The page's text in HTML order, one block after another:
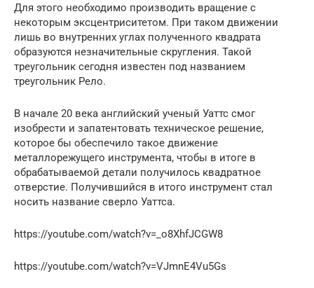
Для этого необходимо производить вращение с
некоторым эксцентриситетом. При таком движении
лишь во внутренних углах полученного квадрата
образуются незначительные скругления. Такой
треугольник сегодня известен под названием
треугольник Рело.
В начале 20 века английский ученый Уаттс смог
изобрести и запатентовать техническое решение,
которое бы обеспечило такое движение
металлорежущего инструмента, чтобы в итоге в
обрабатываемой детали получилось квадратное
отверстие. Получившийся в итого инструмент стал
носить название сверло Уаттса.
https://youtube.com/watch?v=_o8XhfJCGW8
https://youtube.com/watch?v=VJmnE4Vu5Gs